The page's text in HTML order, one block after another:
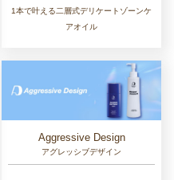
1本で叶える二層式デリケートゾーンケ
アオイル
Aggressive Design
アグレッシブデザイン